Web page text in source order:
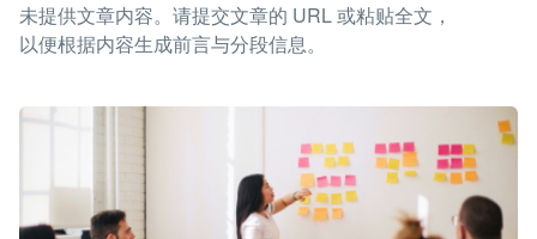
未提供文章内容。请提交文章的 URL 或粘贴全文，
以便根据内容生成前言与分段信息。